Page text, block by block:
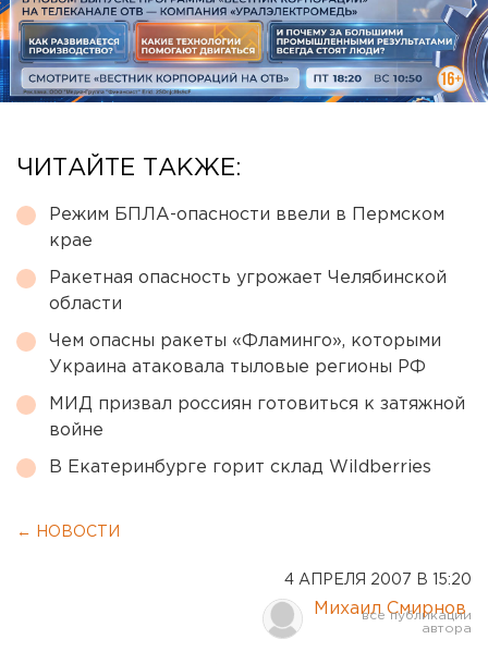
ЧИТАЙТЕ ТАКЖЕ:
Режим БПЛА-опасности ввели в Пермском
крае
Ракетная опасность угрожает Челябинской
области
Чем опасны ракеты «Фламинго», которыми
Украина атаковала тыловые регионы РФ
МИД призвал россиян готовиться к затяжной
войне
В Екатеринбурге горит склад Wildberries
← НОВОСТИ
4 АПРЕЛЯ 2007 В 15:20
Михаил Смирнов